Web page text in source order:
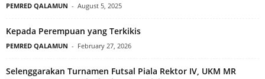
PEMRED QALAMUN - August 5, 2025
Kepada Perempuan yang Terkikis
PEMRED QALAMUN - February 27, 2026
Selenggarakan Turnamen Futsal Piala Rektor IV, UKM MR